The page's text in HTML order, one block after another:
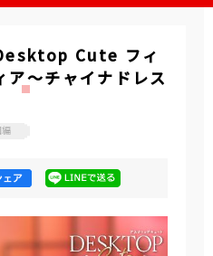
Cute フィ
～チャイナドレス
編